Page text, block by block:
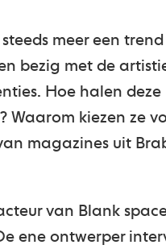
meer een
bezig met de
Hoe halen
Waarom kiezen ze
magazines uit
van Blank
ene ontwerper